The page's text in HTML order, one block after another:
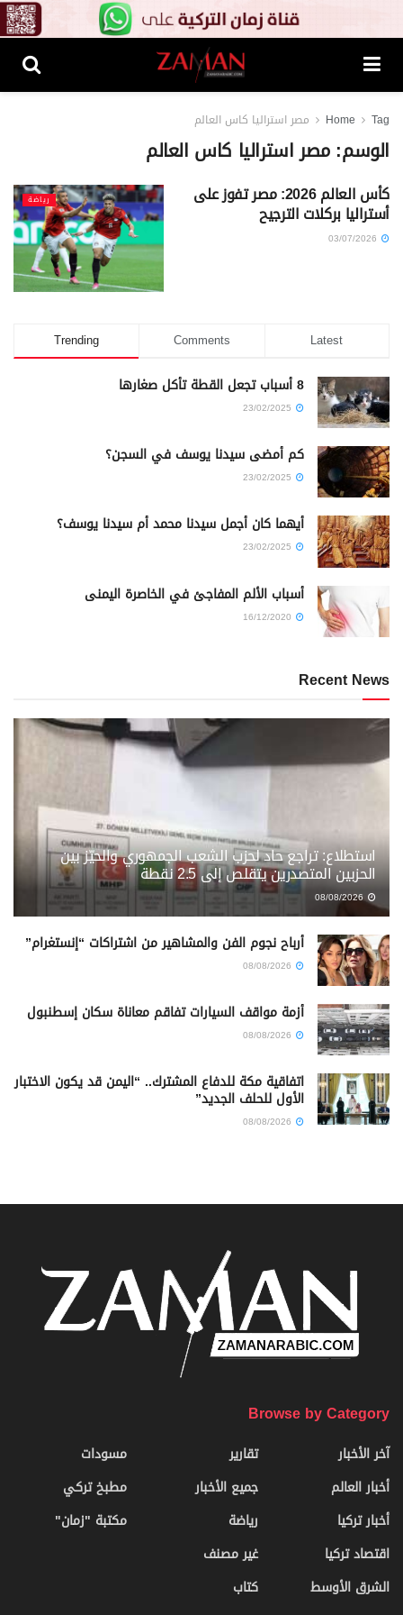
Home Tag مصر استراليا كاس العالم
الوسم:مصر استراليا كاس العالم
رياضة كأس العالم 2026: مصر تفوز على
أستراليا بركلات الترجيح
Trending Comments Latest
8 أسباب تجعل القطة تأكل صغارها
كم أمضى سيدنا يوسف في السجن؟
أيهما كان أجمل سيدنا محمد أم سيدنا يوسف؟
أسباب الألم المفاجئ في الخاصرة اليمنى
Recent News
استطلاع: تراجع حاد لحزب الشعب الجمهوري والحيّز بين
الحزبين المتصدرين يتقلص إلى 2.5 نقطة
08/08/2026
أرباح نجوم الفن والمشاهير من اشتراكات “إنستغرام”
أزمة مواقف السيارات تفاقم معاناة سكان إسطنبول
اتفاقية مكة للدفاع المشترك.. “اليمن قد يكون الاختبار
الأول للحلف الجديد”
Browse by Category
آخر الأخبار
أخبار العالم
أخبار تركيا
اقتصاد تركيا
الشرق الأوسط
تقارير
جميع الأخبار
رياضة
غير مصنف
كتاب
مسودات
مطبخ تركي
مكتبة "زمان"